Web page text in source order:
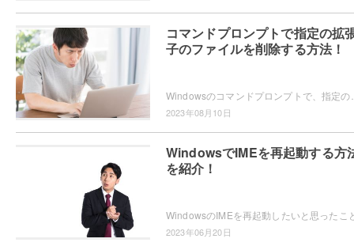
コマンドプロンプトで指定の拡
子のファイルを削除する方法！
2023年08月10日
WindowsでIMEを再起動する方
を紹介！
2023年06月20日